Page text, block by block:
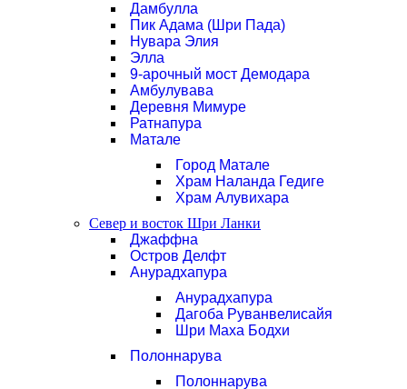
Дамбулла
Пик Адама (Шри Пада)
Нувара Элия
Элла
9-арочный мост Демодара
Амбулувава
Деревня Мимуре
Ратнапура
Матале
Город Матале
Храм Наланда Гедиге
Храм Алувихара
Север и восток Шри Ланки
Джаффна
Остров Делфт
Анурадхапура
Анурадхапура
Дагоба Руванвелисайя
Шри Маха Бодхи
Полоннарува
Полоннарува